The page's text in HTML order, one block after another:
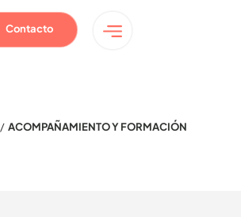
Contacto
/ ACOMPAÑAMIENTO Y FORMACIÓN